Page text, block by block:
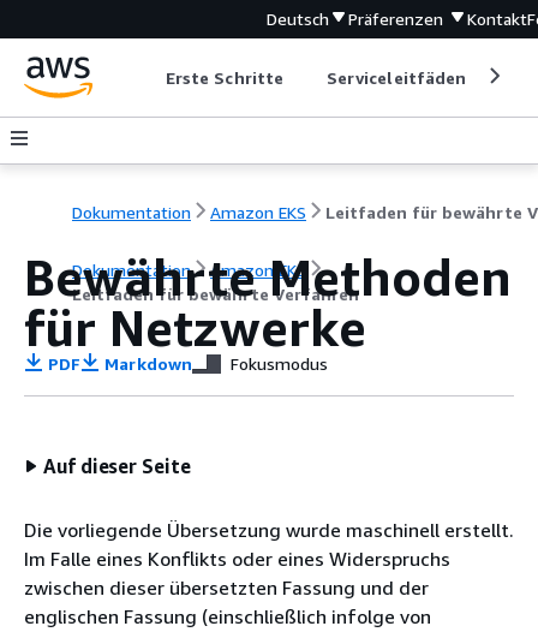
Deutsch Präferenzen Kontakt
Erste Schritte Serviceleitfäden
Dokumentation Amazon EKS
Dokumentation
Amazon EKS
Leitfaden für bewährte Verfahren
Bewährte Methoden
für Netzwerke
PDF Markdown Fokusmodus
Auf dieser Seite
Die vorliegende Übersetzung wurde maschinell erstellt.
Im Falle eines Konflikts oder eines Widerspruchs
zwischen dieser übersetzten Fassung und der
englischen Fassung (einschließlich infolge von